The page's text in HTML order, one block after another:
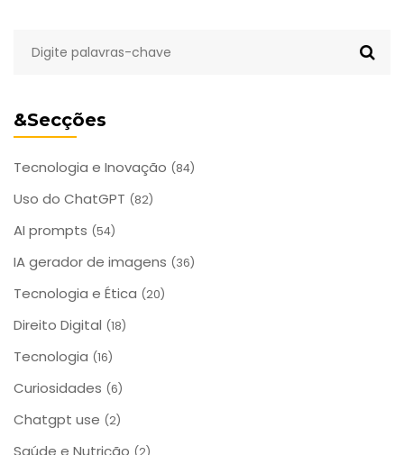
&Secções
Tecnologia e Inovação (84)
Uso do ChatGPT (82)
AI prompts (54)
IA gerador de imagens (36)
Tecnologia e Ética (20)
Direito Digital (18)
Tecnologia (16)
Curiosidades (6)
Chatgpt use (2)